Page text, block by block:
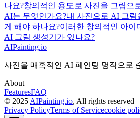
나요?창의적인 용도로 사진을 그림으
AI는 무엇인가요?내 사진으로 AI 그림
게 해야 하나요?이러한 창의적인 아이
AI 그림 생성기가 있나요?
AIPainting.io
사진을 매혹적인 AI 페인팅 명작으로
About
FeaturesFAQ
© 2025 AIPainting.io, All rights reserved
Privacy PolicyTerms of Servicecookie